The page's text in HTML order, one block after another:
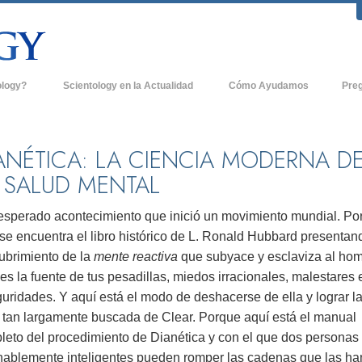
Scientology
acerca de
de Scientology
Dianética
es Grandeza?
Scientology en la Actualidad
Organizaciones Avanzadas
Freewinds
Llevando Scientology al Mundo
David Miscavige - Líder Eclesiástico de
Scientology
Cómo Ayudamos
La
LA CIENCIA MODERNA DE
MENTAL
acontecimiento que inició un movimiento mundial.
encuentra el libro histórico de L. Ronald Hubbard
de la mente reactiva que subyace y esclaviza al
la fuente de tus pesadillas, miedos irracionales, malestares
Y aquí está el modo de deshacerse de ella y lograr la
tan largamente buscada de Clear. Porque aquí está el manual
del procedimiento de Dianética y con el que dos personas
inteligentes pueden romper las cadenas que las